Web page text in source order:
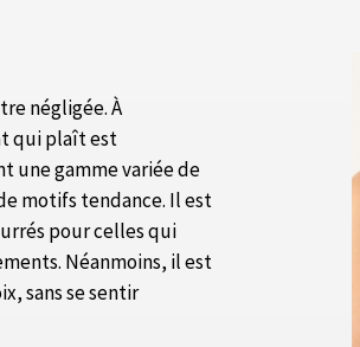
négligée. À
qui plaît est
une gamme variée de
motifs tendance. Il est
pour celles qui
Néanmoins, il est
sans se sentir